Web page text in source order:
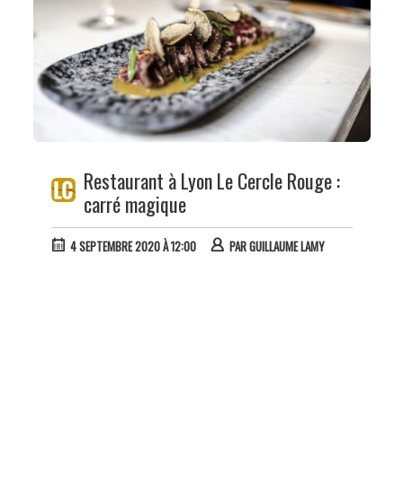
Restaurant à Lyon Le Cercle Rouge :
carré magique
4 SEPTEMBRE 2020 À 12:00 PARGUILLAUME LAMY